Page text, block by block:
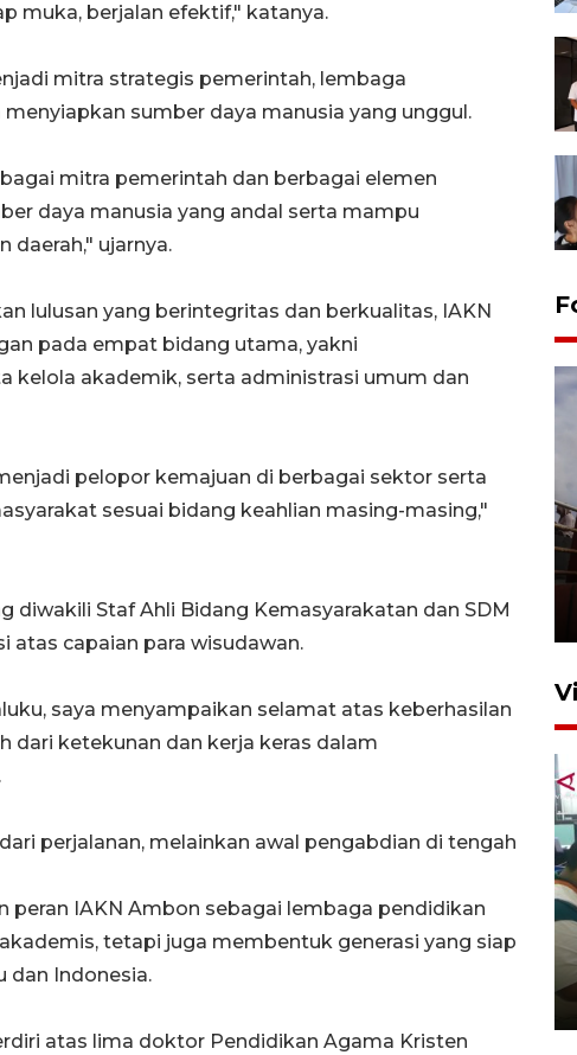
muka, berjalan efektif," katanya.
mitra strategis pemerintah, lembaga
sumber daya manusia yang unggul.
mitra pemerintah dan berbagai elemen
daya manusia yang andal serta mampu
daerah," ujarnya.
lulusan yang berintegritas dan berkualitas, IAKN
pada empat bidang utama, yakni
kelola akademik, serta administrasi umum dan
pelopor kemajuan di berbagai sektor serta
sesuai bidang keahlian masing-masing,"
diwakili Staf Ahli Bidang Kemasyarakatan dan SDM
atas capaian para wisudawan.
saya menyampaikan selamat atas keberhasilan
dari ketekunan dan kerja keras dalam
perjalanan, melainkan awal pengabdian di tengah
peran IAKN Ambon sebagai lembaga pendidikan
tetapi juga membentuk generasi yang siap
dan Indonesia.
atas lima doktor Pendidikan Agama Kristen
5 Mei 2026 05:32
Ambon ajak semua pihak buka
ruang pada anak di lembaga